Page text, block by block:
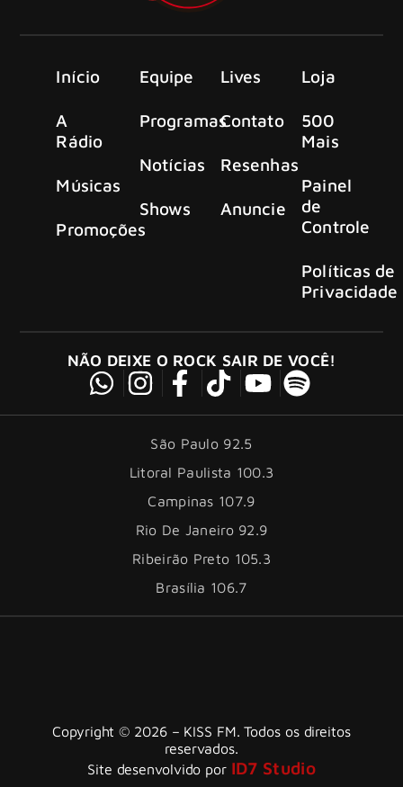
Início
A
Rádio
Músicas
Promoções
Equipe
Programas
Notícias
Shows
Lives
Contato
Resenhas
Anuncie
Loja
500
Mais
Painel
de
Controle
Políticas de
Privacidade
NÃO DEIXE O ROCK SAIR DE VOCÊ!
São Paulo 92.5
Litoral Paulista 100.3
Campinas 107.9
Rio De Janeiro 92.9
Ribeirão Preto 105.3
Brasília 106.7
Copyright © 2026 – KISS FM. Todos os direitos
reservados.
Site desenvolvido por ID7 Studio